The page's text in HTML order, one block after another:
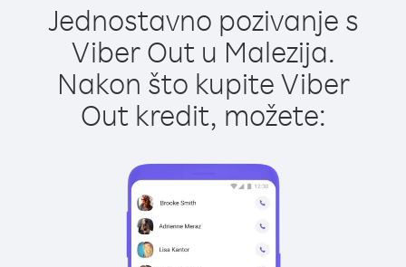
Jednostavno pozivanje s
Viber Out u Malezija.
Nakon što kupite Viber
Out kredit, možete: